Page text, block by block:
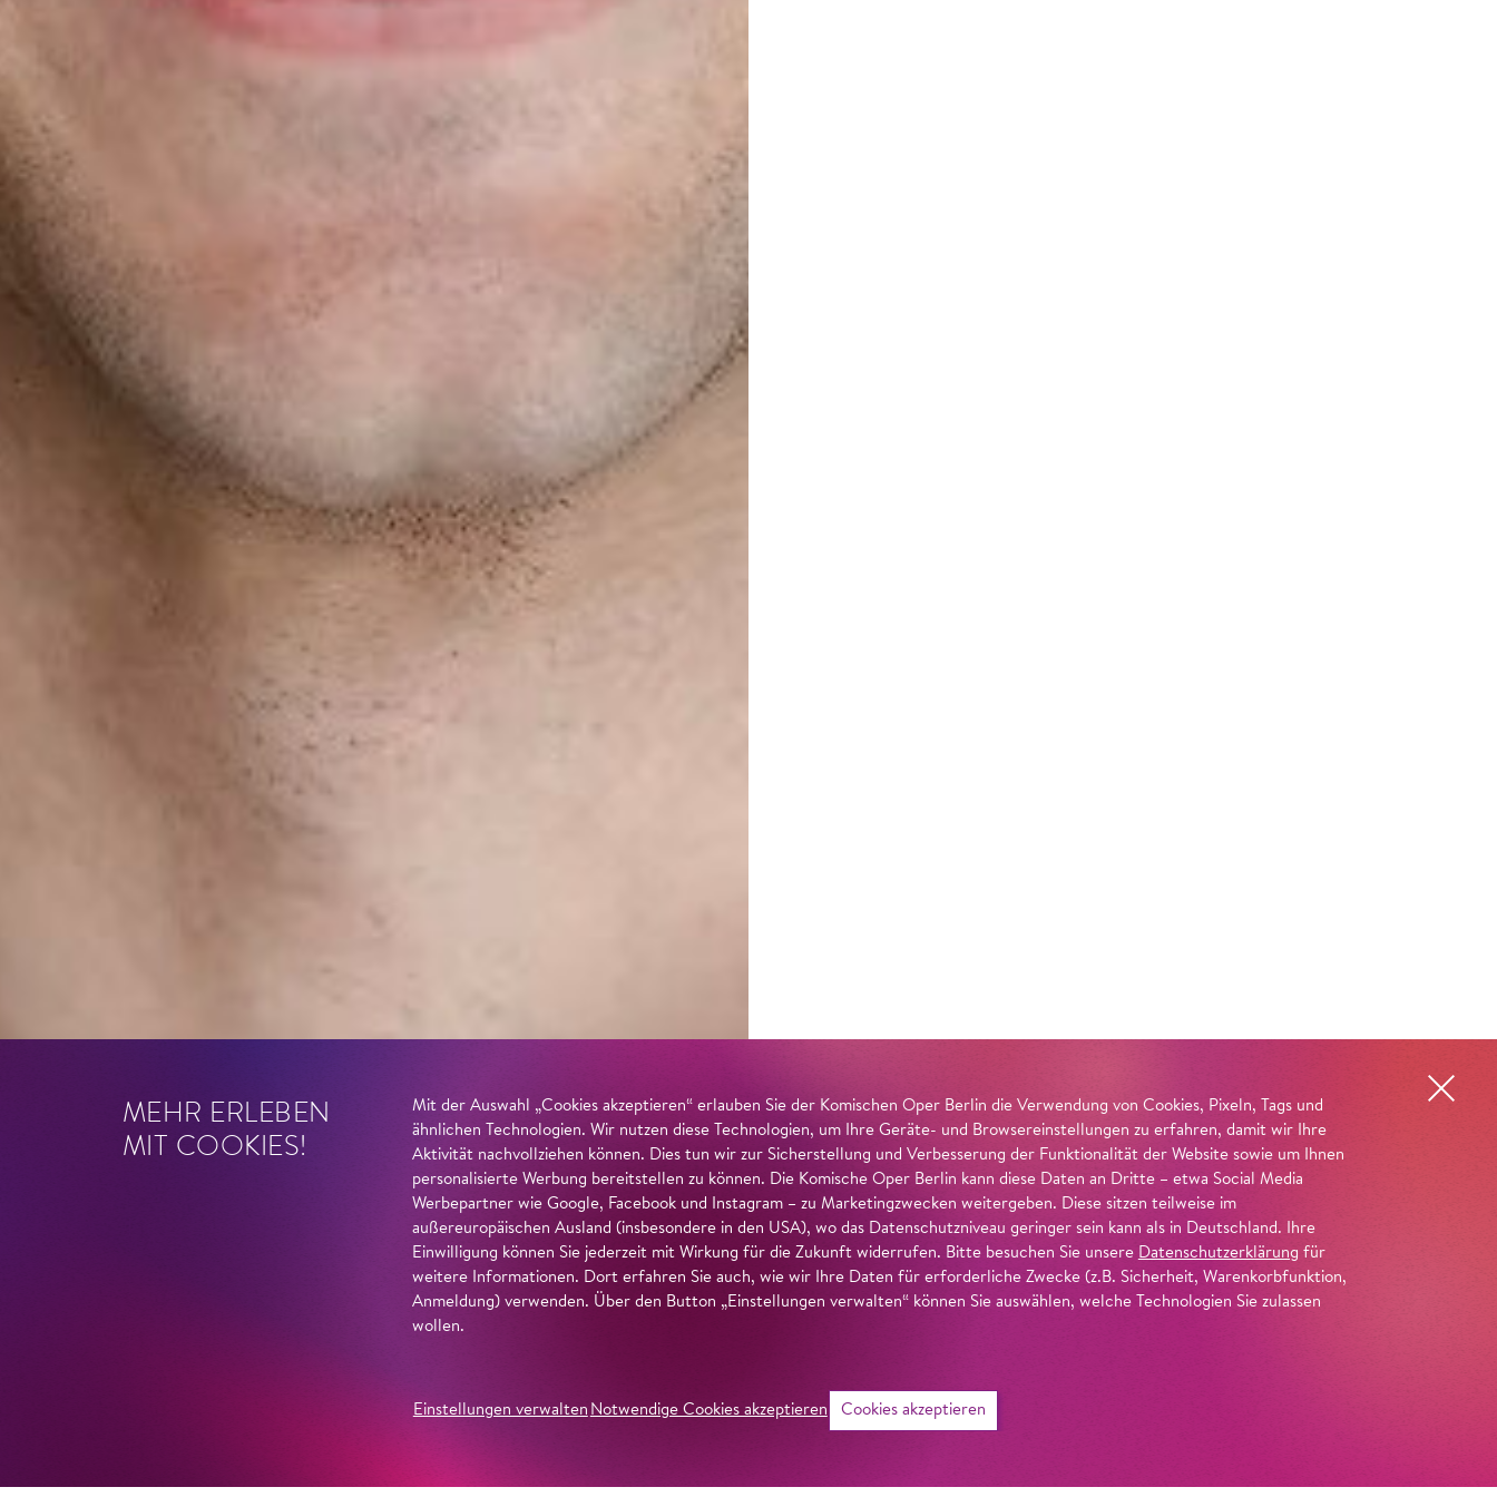
MEHR ERLEBEN
MIT COOKIES!
Mit der Auswahl „Cookies akzeptieren“ erlauben Sie der Komischen Oper Berlin die Verwendung von Cookies, Pixeln, Tags und
ähnlichen Technologien. Wir nutzen diese Technologien, um Ihre Geräte- und Browsereinstellungen zu erfahren, damit wir Ihre
Aktivität nachvollziehen können. Dies tun wir zur Sicherstellung und Verbesserung der Funktionalität der Website sowie um Ihnen
personalisierte Werbung bereitstellen zu können. Die Komische Oper Berlin kann diese Daten an Dritte – etwa Social Media
Werbepartner wie Google, Facebook und Instagram – zu Marketingzwecken weitergeben. Diese sitzen teilweise im
außereuropäischen Ausland (insbesondere in den USA), wo das Datenschutzniveau geringer sein kann als in Deutschland. Ihre
Einwilligung können Sie jederzeit mit Wirkung für die Zukunft widerrufen. Bitte besuchen Sie unsere Datenschutzerklärung für
weitere Informationen. Dort erfahren Sie auch, wie wir Ihre Daten für erforderliche Zwecke (z.B. Sicherheit, Warenkorbfunktion,
Anmeldung) verwenden. Über den Button „Einstellungen verwalten“ können Sie auswählen, welche Technologien Sie zulassen
wollen.
Einstellungen verwalten Notwendige Cookies akzeptieren Cookies akzeptieren